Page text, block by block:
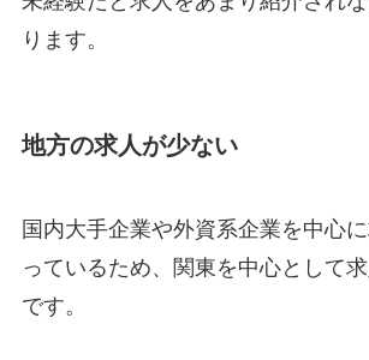
ります。
地方の求人が少ない
国内大手企業や外資系企業を中心
っているため、関東を中心として
です。